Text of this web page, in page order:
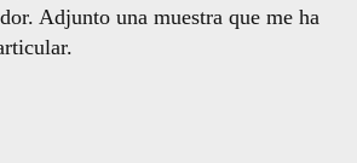
Adjunto una muestra que me ha